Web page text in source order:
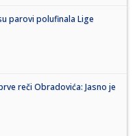
parovi polufinala Lige
reči Obradovića: Jasno je